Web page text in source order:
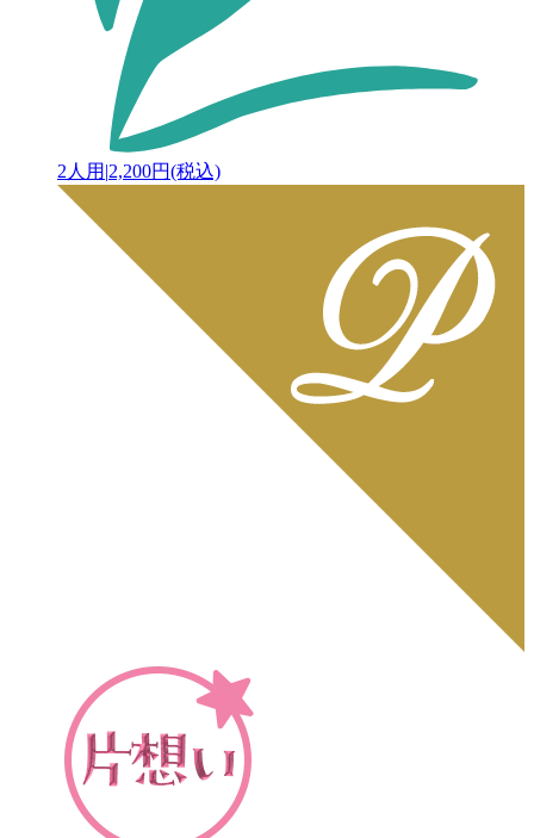
2人用 |2,200円(税込)